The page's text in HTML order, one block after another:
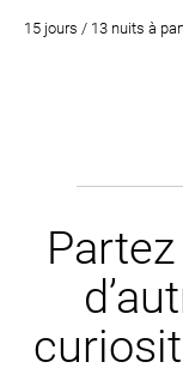
15 jours / 13 nuits à